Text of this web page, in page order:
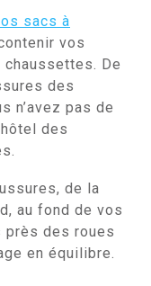
sacs à
vos
De
des
n’avez pas de
des
de la
au fond de vos
près des roues
en équilibre.